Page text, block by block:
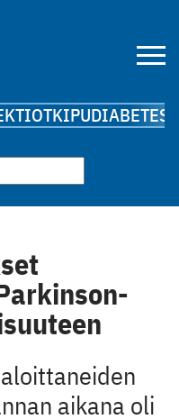
KIPUDIABETES
aikana oli